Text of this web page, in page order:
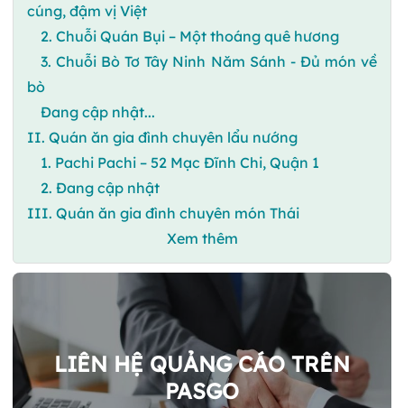
cúng, đậm vị Việt
2. Chuỗi Quán Bụi – Một thoáng quê hương
3. Chuỗi Bò Tơ Tây Ninh Năm Sánh - Đủ món về
bò
Đang cập nhật...
II. Quán ăn gia đình chuyên lẩu nướng
1. Pachi Pachi – 52 Mạc Đĩnh Chi, Quận 1
2. Đang cập nhật
III. Quán ăn gia đình chuyên món Thái
Xem thêm
LIÊN HỆ QUẢNG CÁO TRÊN
PASGO